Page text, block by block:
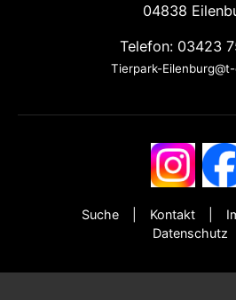
04838
Telefon: 03423
Tierpark-
Suche Kontakt
Datenschutz